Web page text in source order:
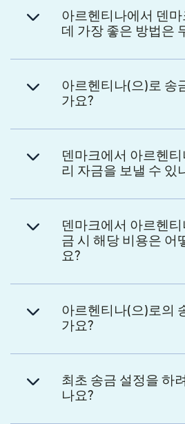
아르헨티나에서 덴
데 가장 좋은 방법은
아르헨티나(으)로 송
가요?
덴마크에서 아르헨
리 자금을 보낼 수 있
덴마크에서 아르헨
금 시 해당 비용은 어
요?
아르헨티나(으)로의
가요?
최초 송금 설정을 하
나요?